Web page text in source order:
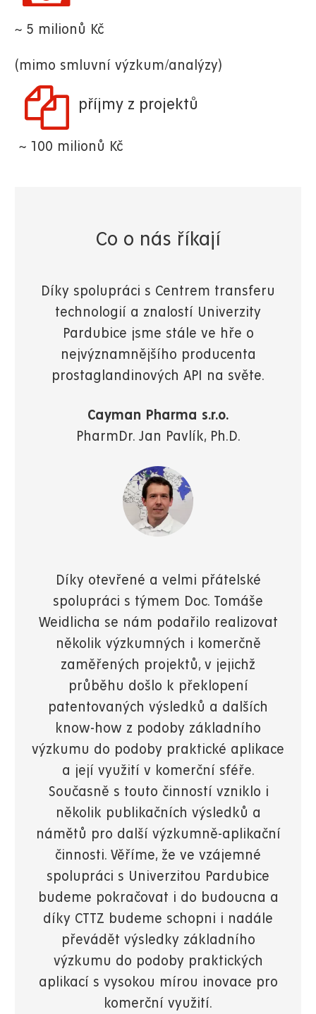
~ 5 milionů Kč
(mimo smluvní výzkum/analýzy)
příjmy z projektů
~ 100 milionů Kč
Co o nás říkají
Díky spolupráci s Centrem transferu
technologií a znalostí Univerzity
Pardubice jsme stále ve hře o
nejvýznamnějšího producenta
prostaglandinových API na světe.
Cayman Pharma s.r.o.
PharmDr. Jan Pavlík, Ph.D.
Díky otevřené a velmi přátelské
spolupráci s týmem Doc. Tomáše
Weidlicha se nám podařilo realizovat
několik výzkumných i komerčně
zaměřených projektů, v jejichž
průběhu došlo k překlopení
patentovaných výsledků a dalších
know-how z podoby základního
výzkumu do podoby praktické aplikace
a její využití v komerční sféře.
Současně s touto činností vzniklo i
několik publikačních výsledků a
námětů pro další výzkumně-aplikační
činnosti. Věříme, že ve vzájemné
spolupráci s Univerzitou Pardubice
budeme pokračovat i do budoucna a
díky CTTZ budeme schopni i nadále
převádět výsledky základního
výzkumu do podoby praktických
aplikací s vysokou mírou inovace pro
komerční využití.